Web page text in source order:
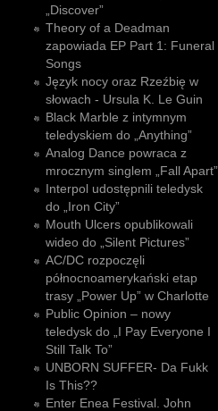
„Discover”
Theory of a Deadman
zapowiada EP Part 1: Funeral
Songs
Język nocy oraz Rzeźbię w
słowach - Ursula K. Le Guin
Black Marble z intymnym
teledyskiem do „Anything”
Analog Dance powraca z
mrocznym singlem „Fall Apart”
Interpol udostępnili teledysk
do „Iron City”
Mouth Ulcers opublikowali
wideo do „Silent Pictures”
AC/DC rozpoczęli
północnoamerykański etap
trasy „Power Up” w Charlotte
Public Opinion – nowy
teledysk do „I Pay Everyone I
Still Talk To”
UNBORN SUFFER- Da Fukk
Is This??
Enter Enea Festival. John